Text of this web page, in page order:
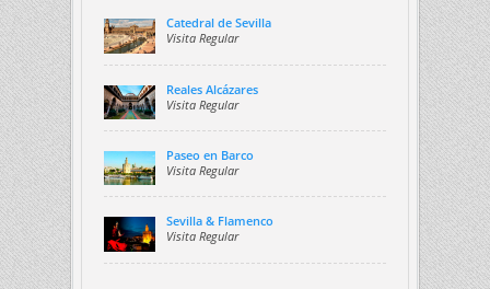
Catedral de Sevilla
Visita Regular
Reales Alcázares
Visita Regular
Paseo en Barco
Visita Regular
Sevilla & Flamenco
Visita Regular